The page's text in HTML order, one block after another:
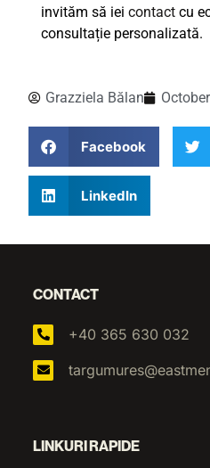
invităm să iei contact cu
consultație personalizată.
Grazziela Bălan
Facebook
LinkedIn
CONTACT
+40 365 630 032
LINKURI RAPIDE